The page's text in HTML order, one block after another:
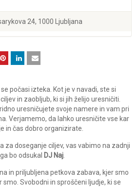
24, 1000 Ljubljana
počasi izteka. Kot je v navadi, ste si
in zaobljub, ki si jih želijo uresničiti.
uresničujete svoje namere in vam pri
Verjamemo, da lahko uresničite vse kar
in čas dobro organizirate.
za doseganje ciljev, vas vabimo na zadnji
bo odsukal DJ Naj
in priljubljena petkova zabava, kjer smo
smo. Svobodni in sproščeni ljudje, ki se